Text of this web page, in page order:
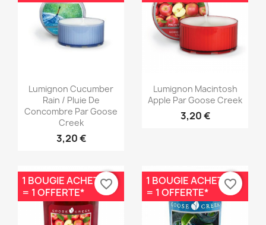
Aperçu rapide
Lumignon Cucumber
Rain / Pluie De
Concombre Par Goose
Creek
3,20 €
Aperçu rapide
Lumignon Macintosh
Apple Par Goose Creek
3,20 €
1 BOUGIE ACHETÉE
= 1 OFFERTE*
favorite_border
1 BOUGIE ACHETÉE
= 1 OFFERTE*
favorite_border